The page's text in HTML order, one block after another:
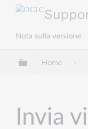
Nota sulla versione
Espandi/
Home
Invia